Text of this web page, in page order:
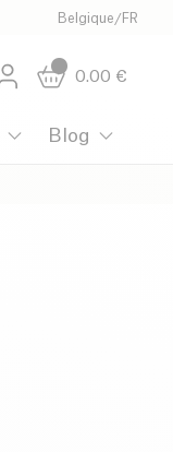
Belgique /FR
0.00 €
Blog